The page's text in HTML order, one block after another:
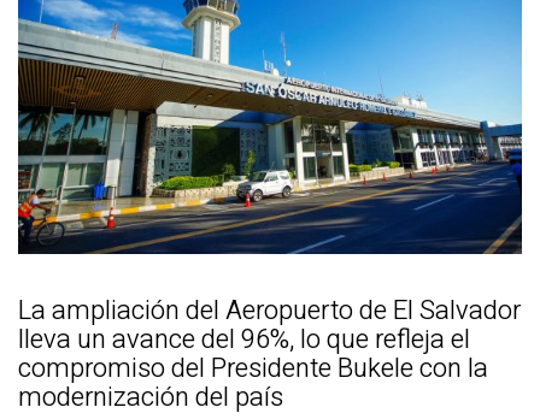
La ampliación del Aeropuerto de El Salvador
lleva un avance del 96%, lo que refleja el
compromiso del Presidente Bukele con la
modernización del país